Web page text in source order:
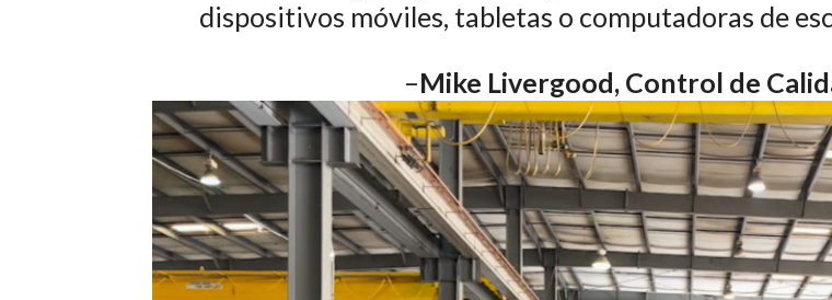
dispositivos móviles, tabletas o computadoras de
–Mike Livergood, Control de